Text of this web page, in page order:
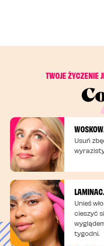
TWOJE ŻYCZENIE
Usuń
Unieś
cieszyć
tygodni.